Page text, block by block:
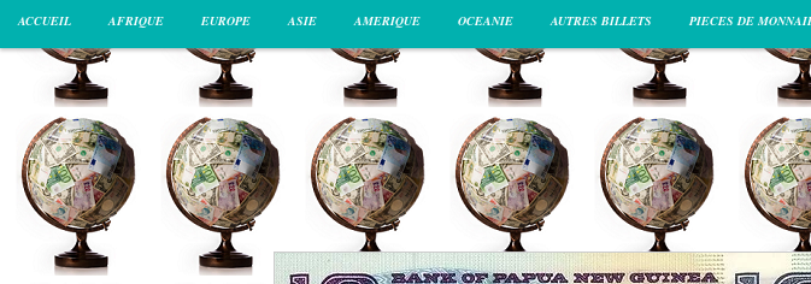
ACCUEIL AFRIQUE EUROPE ASIE AMERIQUE OCEANIE AUTRES BILLETS PIECES DE